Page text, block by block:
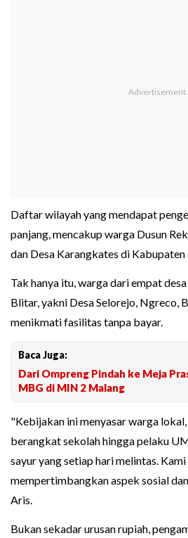
Daftar wilayah yang mendapat
panjang, mencakup warga Dusun
dan Desa Karangkates di
Tak hanya itu, warga dari empat
Blitar, yakni Desa Selorejo, Ngreco,
menikmati fasilitas tanpa bayar.
Baca Juga:
Dari Ompreng Pindah ke Meja
MBG di MIN 2 Malang
"Kebijakan ini menyasar warga
berangkat sekolah hingga pelaku
sayur yang setiap hari melintas. Kami
mempertimbangkan aspek sosial
Aris.
Bukan sekadar urusan rupiah,